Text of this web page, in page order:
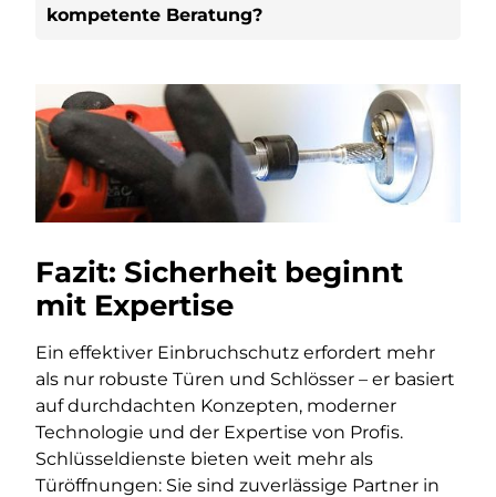
kompetente Beratung?
Fazit: Sicherheit beginnt
mit Expertise
Ein effektiver Einbruchschutz erfordert mehr
als nur robuste Türen und Schlösser – er basiert
auf durchdachten Konzepten, moderner
Technologie und der Expertise von Profis.
Schlüsseldienste bieten weit mehr als
Türöffnungen: Sie sind zuverlässige Partner in